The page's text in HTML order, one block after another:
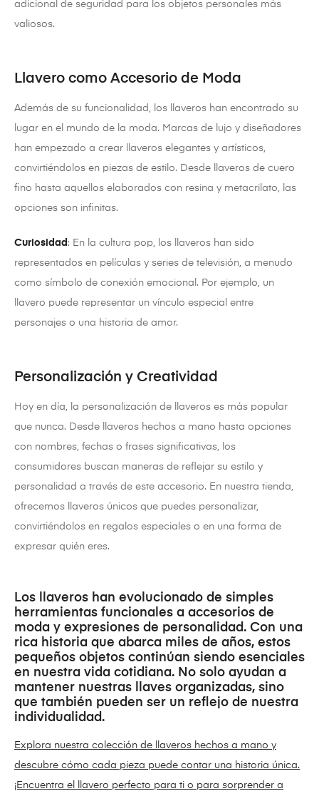
adicional de seguridad para los objetos personales más
valiosos.
Llavero como Accesorio de Moda
Además de su funcionalidad, los llaveros han encontrado su
lugar en el mundo de la moda. Marcas de lujo y diseñadores
han empezado a crear llaveros elegantes y artísticos,
convirtiéndolos en piezas de estilo. Desde llaveros de cuero
fino hasta aquellos elaborados con resina y metacrilato, las
opciones son infinitas.
Curiosidad : En la cultura pop, los llaveros han sido
representados en películas y series de televisión, a menudo
como símbolo de conexión emocional. Por ejemplo, un
llavero puede representar un vínculo especial entre
personajes o una historia de amor.
Personalización y Creatividad
Hoy en día, la personalización de llaveros es más popular
que nunca. Desde llaveros hechos a mano hasta opciones
con nombres, fechas o frases significativas, los
consumidores buscan maneras de reflejar su estilo y
personalidad a través de este accesorio. En nuestra tienda,
ofrecemos llaveros únicos que puedes personalizar,
convirtiéndolos en regalos especiales o en una forma de
expresar quién eres.
Los llaveros han evolucionado de simples
herramientas funcionales a accesorios de
moda y expresiones de personalidad. Con una
rica historia que abarca miles de años, estos
pequeños objetos continúan siendo esenciales
en nuestra vida cotidiana. No solo ayudan a
mantener nuestras llaves organizadas, sino
que también pueden ser un reflejo de nuestra
individualidad.
Explora nuestra colección de llaveros hechos a mano y
descubre cómo cada pieza puede contar una historia única.
¡Encuentra el llavero perfecto para ti o para sorprender a